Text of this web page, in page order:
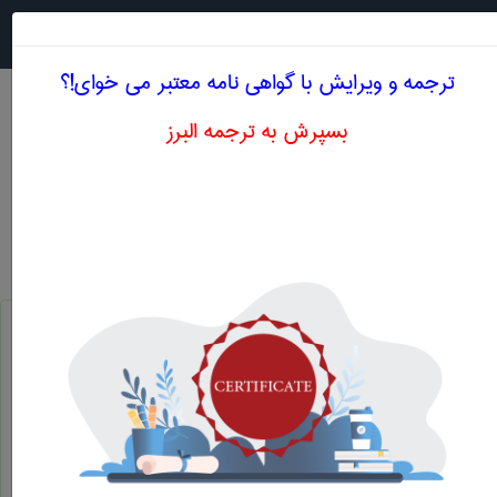
اصطلاحات تخصصی انگلیسی علوم اجتماعی
1manifest culture
ترجمه و ویرایش با گواهی نامه معتبر می خوای!؟
بسپرش به ترجمه البرز